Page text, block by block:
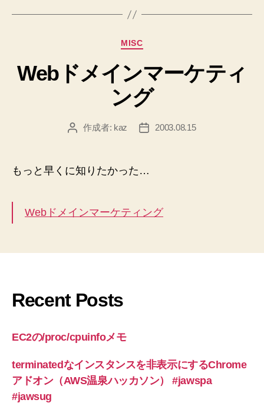
カ
ゴ
リ
ー
MISC
Webドメインマーケティ
ング
投
作成者: kaz
投
2003.08.15
もっと早くに知りたかった…
Webドメインマーケティング
Recent Posts
EC2の/proc/cpuinfoメモ
terminatedなインスタンスを非表示にするChrome
アドオン（AWS温泉ハッカソン） #jawspa
#jawsug